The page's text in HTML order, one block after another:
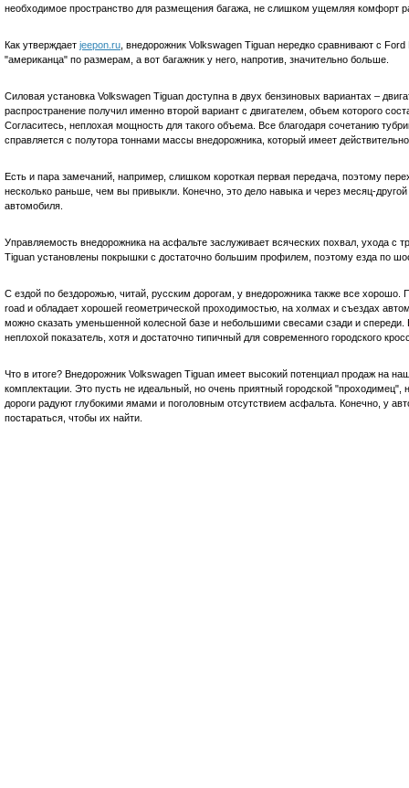
необходимое пространство для размещения багажа, не слишком ущемляя комфорт
Как утверждает jeepon.ru , внедорожник Volkswagen Tiguan нередко сравнивают с
"американца" по размерам, а вот багажник у него, напротив, значительно больше.
Силовая установка Volkswagen Tiguan доступна в двух бензиновых вариантах –
распространение получил именно второй вариант с двигателем, объем которого
Согласитесь, неплохая мощность для такого объема. Все благодаря сочетанию
справляется с полутора тоннами массы внедорожника, который имеет
Есть и пара замечаний, например, слишком короткая первая передача, поэтому
несколько раньше, чем вы привыкли. Конечно, это дело навыка и через месяц-
автомобиля.
Управляемость внедорожника на асфальте заслуживает всяческих похвал, ухода с
Tiguan установлены покрышки с достаточно большим профилем, поэтому езда по
С ездой по бездорожью, читай, русским дорогам, у внедорожника также все хорошо.
road и обладает хорошей геометрической проходимостью, на холмах и съездах
можно сказать уменьшенной колесной базе и небольшими свесами сзади и спереди.
неплохой показатель, хотя и достаточно типичный для современного городского
Что в итоге? Внедорожник Volkswagen Tiguan имеет высокий потенциал продаж на
комплектации. Это пусть не идеальный, но очень приятный городской
дороги радуют глубокими ямами и поголовным отсутствием асфальта. Конечно, у
постараться, чтобы их найти.